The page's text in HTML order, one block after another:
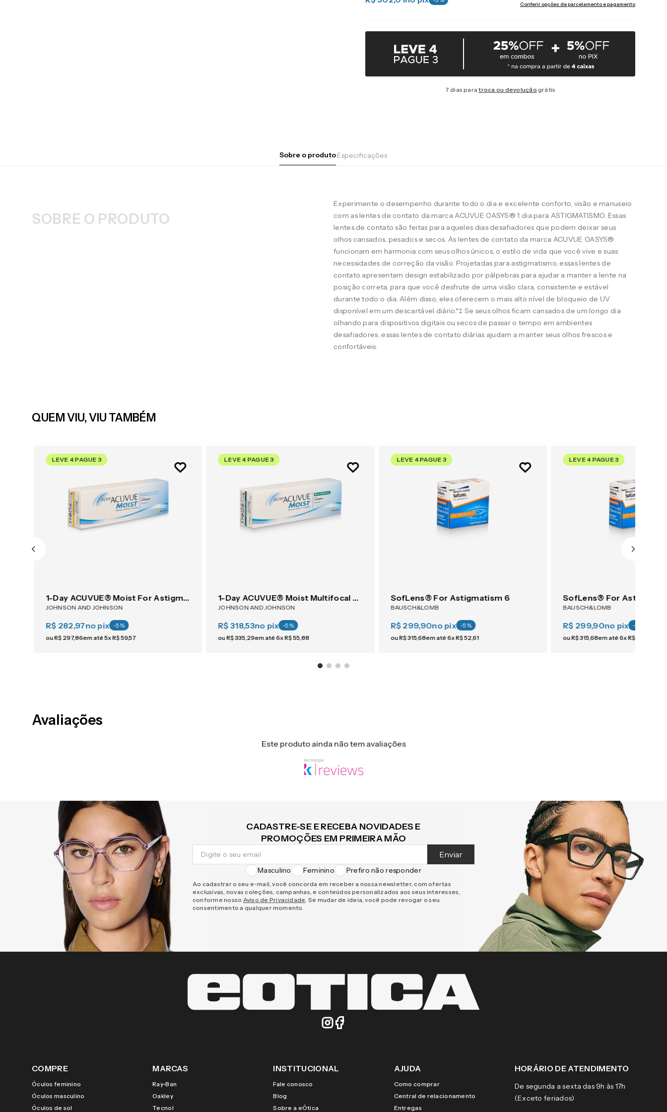
Conferir opções de parcelamento e pagamento
7 dias paratroca ou devolução grátis
Sobre o produtoEspecificações
SOBRE O PRODUTO
Experimente o desempenho durante todo o dia e excelente conforto, visão e manuseio
com as lentes de contato da marca ACUVUE OASYS® 1 dia para ASTIGMATISMO. Essas
lentes de contato são feitas para aqueles dias desafiadores que podem deixar seus
olhos cansados, pesados e secos. As lentes de contato da marca ACUVUE OASYS®
funcionam em harmonia com seus olhos únicos, o estilo de vida que você vive e suas
necessidades de correção da visão. Projetadas para astigmatismo, essas lentes de
contato apresentam design estabilizado por pálpebras para ajudar a manter a lente na
posição correta, para que você desfrute de uma visão clara, consistente e estável
durante todo o dia. Além disso, eles oferecem o mais alto nível de bloqueio de UV
disponível em um descartável diário.*‡ Se seus olhos ficam cansados de um longo dia
olhando para dispositivos digitais ou secos de passar o tempo em ambientes
desafiadores, essas lentes de contato diárias ajudam a manter seus olhos frescos e
confortáveis.
QUEM VIU, VIU TAMBÉM
LEVE 4 PAGUE 3
1-Day ACUVUE® Moist For Astigmatism 30
JOHNSON AND JOHNSON
R$ 282,97no pix -5%
ouR$ 297,86em até5xR$59,57
LEVE 4 PAGUE 3
1-Day ACUVUE® Moist Multifocal 30
JOHNSON AND JOHNSON
R$ 318,53no pix -5%
ouR$335 29em até6xR$55 ,88
LEVE 4 PAGUE 3
SofLens® For Astigmatism 6
BAUSCH&LOMB
R$ 299,90no pix -5%
ouR$315,68em até6xR$52,61
LEVE 4 PAGUE 3
SofLens® For
BAUSCH&LOMB
R$ 299,90no pix -5
ouR$315,68em até6xR$
Avaliações
Este produto ainda não tem avaliações
CADASTRE-SE E RECEBA NOVIDADES E
PROMOÇÕES EM PRIMEIRA MÃO
Enviar
Masculino Feminino Prefiro não responder
Ao cadastrar o seu e-mail, você concorda em receber a nossa newsletter, com ofertas
exclusivas, novas coleções, campanhas, e conteúdos personalizados aos seus interesses,
conforme nosso Aviso de Privacidade. Se mudar de ideia, você pode revogar o seu
consentimento a qualquer momento.
COMPRE
Óculos feminino
Óculos masculino
Óculos de sol
MARCAS
Ray-Ban
Oakley
Tecnol
INSTITUCIONAL
Fale conosco
Blog
Sobre a eÓtica
AJUDA
Como comprar
Central de relacionamento
Entregas
HORÁRIO DE ATENDIMENTO
De segunda a sexta das 9h às 17h
(Exceto feriados)